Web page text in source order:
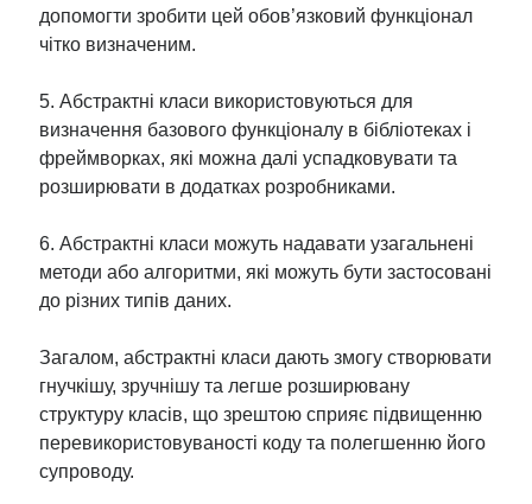
допомогти зробити цей обов’язковий функціонал
чітко визначеним.
5. Абстрактні класи використовуються для
визначення базового функціоналу в бібліотеках і
фреймворках, які можна далі успадковувати та
розширювати в додатках розробниками.
6. Абстрактні класи можуть надавати узагальнені
методи або алгоритми, які можуть бути застосовані
до різних типів даних.
Загалом, абстрактні класи дають змогу створювати
гнучкішу, зручнішу та легше розширювану
структуру класів, що зрештою сприяє підвищенню
перевикористовуваності коду та полегшенню його
супроводу.